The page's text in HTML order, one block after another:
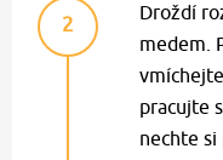
2
Droždí
medem.
pracujte
nechte si